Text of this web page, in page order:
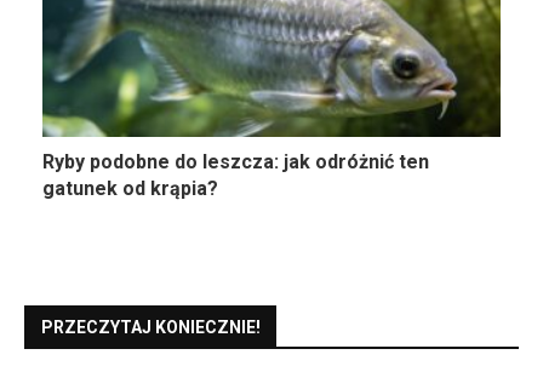
Ryby podobne do leszcza: jak odróżnić ten
gatunek od krąpia?
PRZECZYTAJ KONIECZNIE!